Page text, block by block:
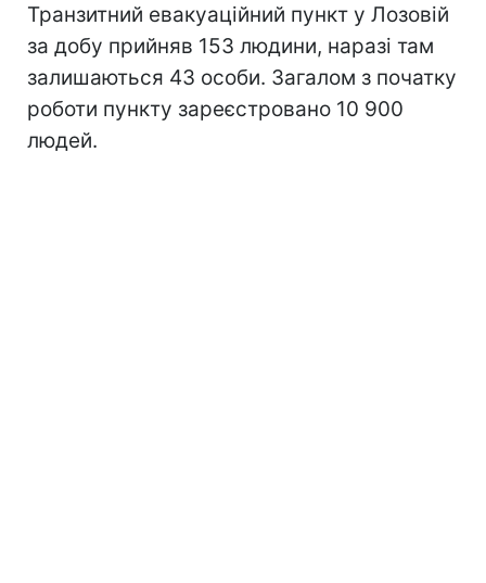
Транзитний евакуаційний пункт у Лозовій
за добу прийняв 153 людини, наразі там
залишаються 43 особи. Загалом з початку
роботи пункту зареєстровано 10 900
людей.